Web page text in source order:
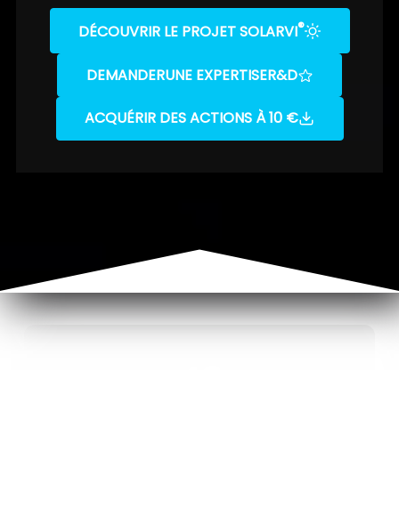
DÉCOUVRIR LE PROJET SOLARVI®
DEMANDERUNE EXPERTISER&D
ACQUÉRIR DES ACTIONS À 10 €